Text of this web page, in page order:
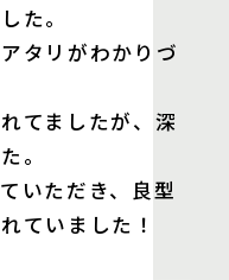
た。
タリがわかりづ
てましたが、深
。
いただき、良型
ていました！